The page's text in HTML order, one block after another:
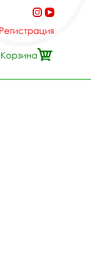
Регистрация
Корзина